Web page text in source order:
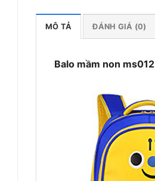
MÔ TẢ ĐÁNH GIÁ (0)
Balo mầm non ms012